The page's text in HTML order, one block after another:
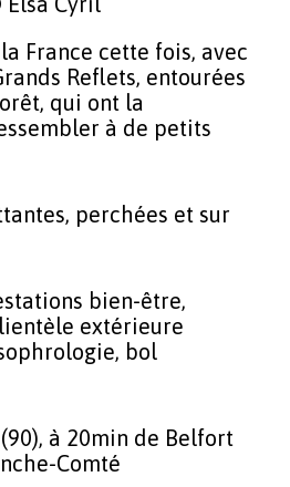
France cette fois, avec
Reflets, entourées
qui ont la
à de petits
perchées et sur
bien-être,
extérieure
bol
à 20min de Belfort
Comté